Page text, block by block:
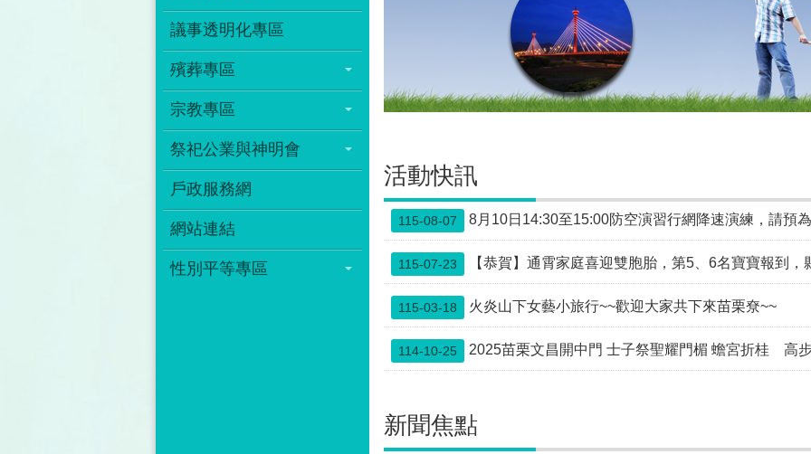
議事透明化專區
殯葬專區
宗教專區
祭祀公業與神明會
戶政服務網
網站連結
性別平等專區
活動快訊
115-08-07 8月10日14:30至15:00防空演習行網降速演練，請預
115-07-23 【恭賀】通霄家庭喜迎雙胞胎，第5、6名寶寶報到
115-03-18 火炎山下女藝小旅行~~歡迎大家共下來苗栗尞~~
114-10-25 2025苗栗文昌開中門 士子祭聖耀門楣 蟾宮折桂 高
新聞焦點